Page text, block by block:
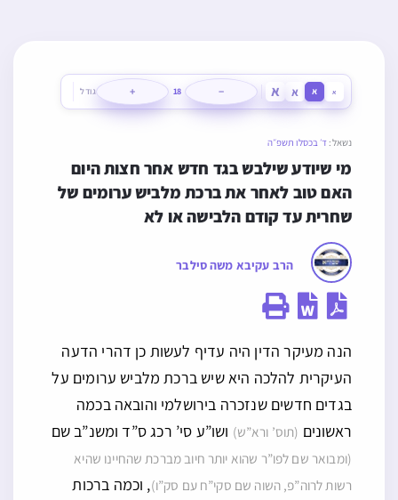
א א א א −
18
+ גודל
נשאל: ד׳ בכסלו תשפ״ה
מי שיודע שילבש בגד חדש אחר חצות היום
האם טוב לאחר את ברכת מלביש ערומים של
שחרית עד קודם הלבישה או לא
הרב עקיבא משה סילבר
הנה מעיקר הדין היה עדיף לעשות כן דהרי הדעה
העיקרית להלכה היא שיש ברכת מלביש ערומים על
בגדים חדשים שנזכרה בירושלמי והובאה בכמה
ראשונים (תוס’ ורא”ש) ושו”ע סי’ רכג ס”ד ומשנ”ב שם
(ומבואר שם לפו”ר שהוא יותר חיוב מברכת שהחיינו שהיא
רשות לרוה”פ, השוה שם סקי”ח עם סק”ו), וכמה ברכות